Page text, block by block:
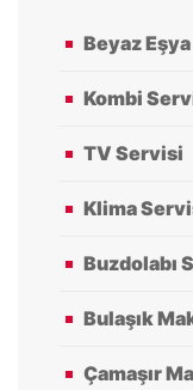
Beyaz
Kombi
TV Servisi
Klima
Buzdolabı
Bulaşık
Çamaşır